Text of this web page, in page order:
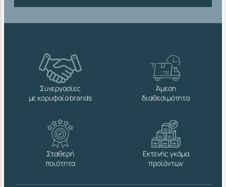
Συνεργασίες
με κορυφαία brands
Άμεση
διαθεσιμότητα
Σταθερή
ποιότητα
Εκτενής γκάμα
προϊόντων